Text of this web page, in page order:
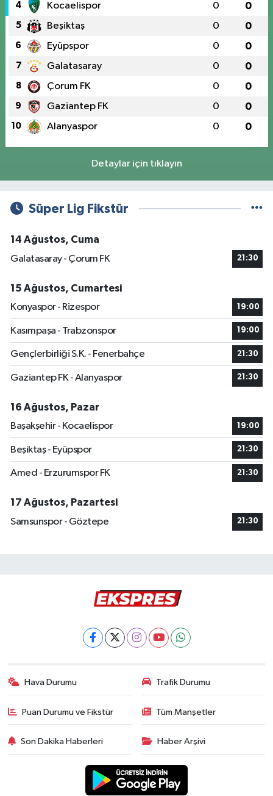
4 Kocaelispor 0 0
5 Beşiktaş 0 0
6 Eyüpspor 0 0
7 Galatasaray 0 0
8 Çorum FK 0 0
9 Gaziantep FK 0 0
10 Alanyaspor 0 0
Detaylar için tıklayın
Süper Lig Fikstür
14 Ağustos, Cuma
Galatasaray - Çorum FK
21:30
15 Ağustos, Cumartesi
Konyaspor - Rizespor
19:00
Kasımpaşa - Trabzonspor 19:00
Gençlerbirliği S.K. - Fenerbahçe 21:30
Gaziantep FK - Alanyaspor 21:30
16 Ağustos, Pazar
Başakşehir - Kocaelispor
19:00
Beşiktaş - Eyüpspor 21:30
Amed - Erzurumspor FK 21:30
17 Ağustos, Pazartesi
Samsunspor - Göztepe
21:30
Hava Durumu Trafik Durumu
Puan Durumu ve Fikstür Tüm Manşetler
Son Dakika Haberleri Haber Arşivi